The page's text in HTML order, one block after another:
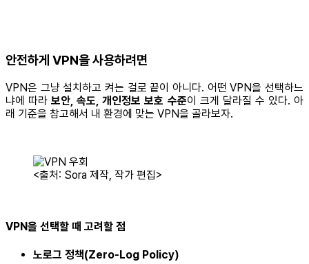
안전하게 VPN을 사용하려면
VPN은 그냥 설치하고 켜는 걸로 끝이 아니다. 어떤 VPN을 선택하느
냐에 따라보안, 속도, 개인정보 보호 수준이 크게 달라질 수 있다. 아
래 기준을 참고해서 내 환경에 맞는 VPN을 골라보자.
<출처: Sora 제작, 작가 편집>
VPN을 선택할 때 고려할 점
노로그 정책(Zero-Log Policy)